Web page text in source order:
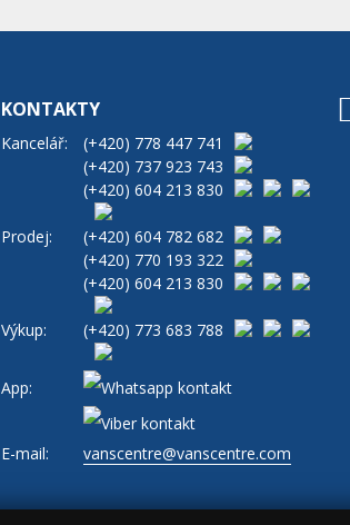
KONTAKTY
Kancelář: (+420) 778 447 741
(+420) 737 923 743
(+420) 604 213 830
Prodej: (+420) 604 782 682
(+420) 770 193 322
(+420) 604 213 830
Výkup: (+420) 773 683 788
App:
E-mail: vanscentre@vanscentre.com